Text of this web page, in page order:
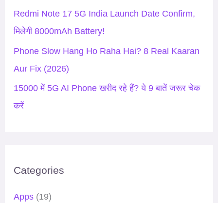
Redmi Note 17 5G India Launch Date Confirm,
मिलेगी 8000mAh Battery!
Phone Slow Hang Ho Raha Hai? 8 Real Kaaran
Aur Fix (2026)
15000 में 5G AI Phone खरीद रहे हैं? ये 9 बातें जरूर चेक
करें
Categories
Apps(19)